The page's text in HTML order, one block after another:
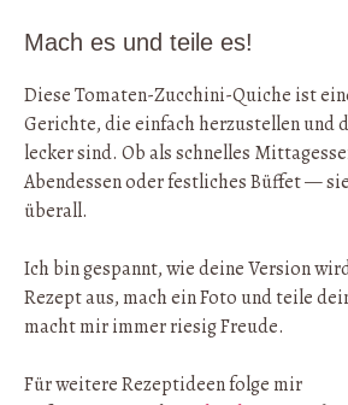
Mach es und teile es!
Diese Tomaten-Zucchini-Quiche ist
Gerichte, die einfach herzustellen und
lecker sind. Ob als schnelles
Abendessen oder festliches Büffet —
überall.
Ich bin gespannt, wie deine Version
Rezept aus, mach ein Foto und teile
macht mir immer riesig Freude.
Für weitere Rezeptideen folge mir